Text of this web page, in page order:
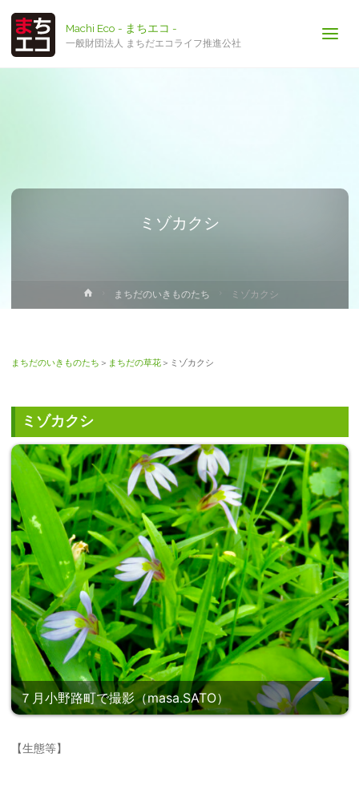
Machi Eco - まちエコ -
一般財団法人 まちだエコライフ推進公社
ミゾカクシ
ー
まちだのいきものたち ミゾカクシ
まちだのいきものたち ＞ まちだの草花＞ミゾカクシ
ミゾカクシ
７月小野路町で撮影（masa.SATO）
【生態等】